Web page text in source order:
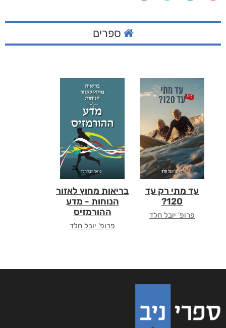
ספרים
עד מתי רק עד
120?
פרופ' יובל חלד
בריאות מחוץ לאזור
הנוחות - מדע
ההורמזיס
פרופ' יובל חלד